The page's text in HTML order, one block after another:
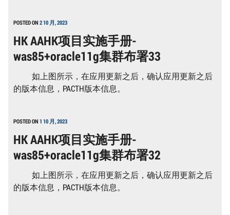
实
手
册-
WAS85+ORACLE11G
集
布
4
POSTED ON 2 10 月, 2023
HK AAHK项目实施手册-
was85+oracle11g集群布署33
如上图所示，在应用更新之后，确认应用更新之后
的版本信息，PACTH版本信息。
POSTED ON 1 10 月, 2023
HK AAHK项目实施手册-
was85+oracle11g集群布署32
如上图所示，在应用更新之后，确认应用更新之后
的版本信息，PACTH版本信息。